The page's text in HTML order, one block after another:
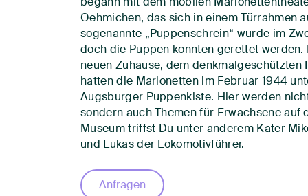
Oehmichen, das sich in einem Türrahmen
sogenannte „Puppenschrein“ wurde im
doch die Puppen konnten gerettet
neuen Zuhause, dem denkmalgeschützten
hatten die Marionetten im Februar 1944
Augsburger Puppenkiste. Hier werden
sondern auch Themen für Erwachsene auf
Museum triffst Du unter anderem Kater
und Lukas der Lokomotivführer.
Anfragen